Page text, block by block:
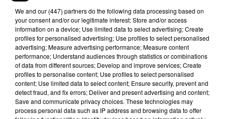
formant un trait dans le ciel soit une pluie d’étoiles
filantes.
Pour espérer profiter du spectacle, rendez-vous
donc cette nuit. C’est en effet à ce moment que le
pic d’intensité sera le plus important en France
métropolitaine. On devrait pouvoir observer une
vingtaine d’étoiles filantes par heure. Toutefois, si
vous rater cette nuit, le phénomène sera
We and our (447) partnersdo the following data processing based on
your consent and/or our legitimate interest: Store and/or access
information on a device; Use limited data to select advertising; Create
profiles for personalised advertising; Use profiles to select personalised
advertising; Measure advertising performance; Measure content
performance; Understand audiences through statistics or combinations
of data from different sources; Develop and improve services; Create
profiles to personalise content; Use profiles to select personalised
content; Use limited data to select content; Ensure security, prevent and
detect fraud, and fix errors; Deliver and present advertising and content;
Save and communicate privacy choices. These technologies may
process personal data such as IP address and browsing data to offer